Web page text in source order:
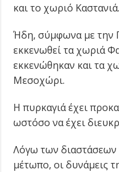
και το χωριό Καστανιά.
Ήδη, σύμφωνα με την
εκκενωθεί τα χωριά
εκκενώθηκαν και τα
Μεσοχώρι.
Η πυρκαγιά έχει
ωστόσο να έχει
Λόγω των διαστάσεων
μέτωπο, οι δυνάμεις